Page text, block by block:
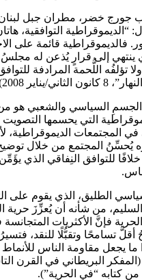
جورج خضر، مطران جبل
“الديموقراطية التوافقية،
فالديموقراطية قائمة على
ينتهي إلى قرارٍ يُذعن له
ولا تؤلفُه اللُّحمة المرادفة
يناير 2008).
الجسمِ السياسي والشعبي هو
التي يحسمها
المجتمعات الديموقراطية،
يُحسِّنُ المجتمع من خلال
للتوافق النِفاقي الذي
الطليق، الذي يقوم على
السليم، من شأنه أن يُعزِّزَ حرية
فإنَّ الأكثريات المتجانسة
تسامحًا وتقبُّلًا للنقد،
ما يجعل مقاومة الناس للأنماط
(المفكر البريطاني في القرن
كتابه “في الحرية”).